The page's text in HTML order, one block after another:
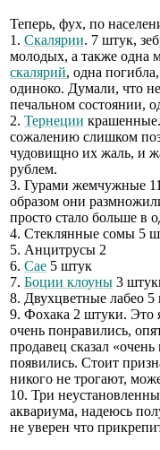
Теперь, фух, по
1. Скалярии. 7 штук,
молодых, а также одна
скалярий, одна
одиноко. Думали, что
печальном состоянии,
2. Тернеции
сожалению слишком
чудовищно их жаль, и
рублем.
3. Гурами жемчужные
образом они
просто стало больше в
4. Стеклянные сомы 5
5. Анцитрусы 2
6. Сае 5 штук
7. Боции клоуны 3
8. Двухцветные лабео 5
9. Фохака 2 штуки. Это
очень понравились,
продавец сказал
появились. Стоит
никого не трогают,
10. Три
аквариума, надеюсь
не уверен что